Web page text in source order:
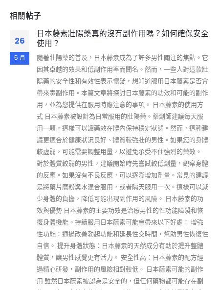
相關帖子
26
5 月
日本藤素壯陽藥真的沒有副作用嗎？如何確保安全
使用？
隨著壯陽藥的普及，日本藤素成為了許多男性關注的焦點。它
因其卓越的效果和低副作用率而聞名。然而，一些人對這款壯
陽藥的安全性和有效性表示懷疑，想知道服用日本藤素是否會
帶來毒副作用。本篇文章將探討日本藤素的功效和可能的副作
用，並為您提供在服用時應注意的事項。 日本藤素的使用方
式 日本藤素被設計為日常服用的壯陽藥。藥劑師建議每天服
用一顆，這樣可以讓藥效在體內保持穩定狀態。然而，這種建
議更適合於健康狀況良好、體質較強壯的男性。如果您的身體
較虛弱，可能需要調整用量，以避免承受不住強烈的藥效。
對於體質較弱的男性，建議開始時先嘗試較低劑量，觀察身體
的反應。如果沒有不良反應，可以逐漸增加劑量。常見的建議
是將藥片磨粉與水混合服用，或者隔天服用一次。這樣可以減
少身體的負擔，降低可能出現副作用的風險。 日本藤素的功
效與優勢 日本藤素的主要功效是治療男性的性功能障礙和恢
復身體機能。持續服用日本藤素可能會帶來以下好處： 增強
性功能：通過改善勃起功能和延長性交時間，幫助男性恢復性
自信。 提升身體狀態：日本藤素的天然成分有助於提升整體
體質，讓男性感覺更有活力。 安全性高：日本藤素的配方經
過精心研發，副作用的風險相對較低。 日本藤素可能的副作
用 雖然日本藤素被認為是安全的，但任何藥物都可能存在副